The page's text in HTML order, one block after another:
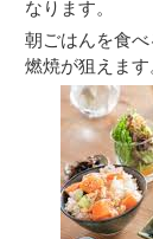
なります。
朝ごはんを食
燃焼が狙えます